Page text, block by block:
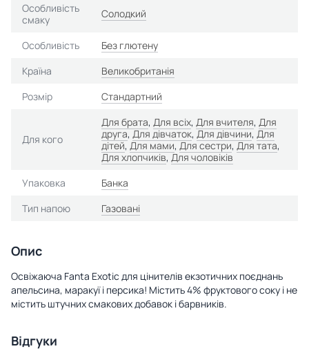
Особливість
смаку
Солодкий
Особливість
Без глютену
Країна
Великобританія
Розмір
Стандартний
Для кого
Для брата, Для всіх, Для вчителя, Для
друга,Для дівчаток,Для дівчини, Для
дітей, Для мами,Для сестри,Для тата,
Для хлопчиків,Для чоловіків
Упаковка
Банка
Тип напою
Газовані
Опис
Освіжаюча Fanta Exotic для цінителів екзотичних поєднань
апельсина, маракуї і персика! Містить 4% фруктового соку і не
містить штучних смакових добавок і барвників.
Відгуки